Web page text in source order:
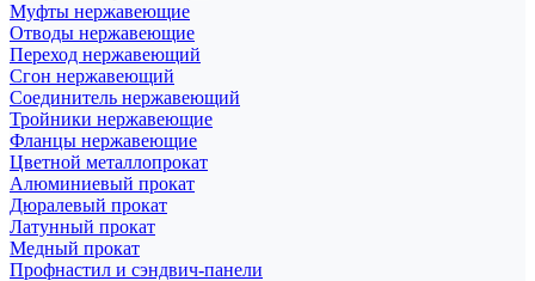
Муфты нержавеющие
Отводы нержавеющие
Переход нержавеющий
Сгон нержавеющий
Соединитель нержавеющий
Тройники нержавеющие
Фланцы нержавеющие
Цветной металлопрокат
Алюминиевый прокат
Дюралевый прокат
Латунный прокат
Медный прокат
Профнастил и сэндвич-панели